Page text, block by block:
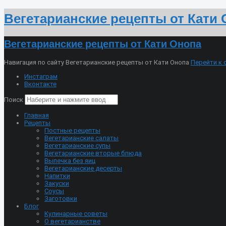
Вегетарианские рецепты от Кати
Вегетарианские рецепты от Кати Онопа
Навигация по сайту Вегетарианские рецепты от Кати Онопа Перейти к
Инстаграм
Вконтакте
Поиск
Главная
Рецепты
Постные рецепты
Вегетарианские салаты
Вегетарианские супы
Вегетарианские вторые блюда
Выпечка без яиц
Вегетарианские десерты
Напитки
Закуски
Соусы
Заготовки
Блог
Кулинарные советы
О вегетарианстве